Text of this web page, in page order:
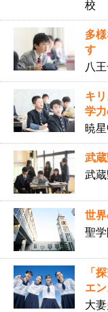
校
多
す
八
キ
学
暁
武
武
世
聖
「
エ
大